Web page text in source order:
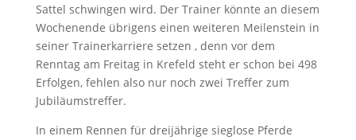
Sattel schwingen wird. Der Trainer könnte an diesem
Wochenende übrigens einen weiteren Meilenstein in
seiner Trainerkarriere setzen , denn vor dem
Renntag am Freitag in Krefeld steht er schon bei 498
Erfolgen, fehlen also nur noch zwei Treffer zum
Jubiläumstreffer.
In einem Rennen für dreijährige sieglose Pferde